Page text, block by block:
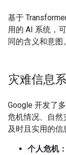
基于
用的 AI 系统，
同的含义和意图。
灾难信息
Google 开发了
危机情况、自然
及时且实用的信
个人危机：